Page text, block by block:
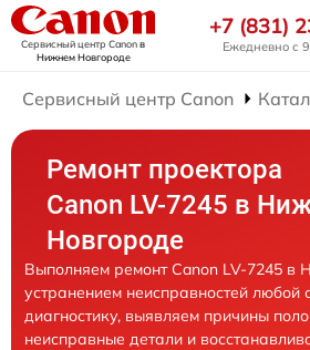
Сервисный центр Canonв
Нижнем Новгороде
+7 (831)
Ежедневно с
Сервисный центр Canon
Ремонт проектора
Canon LV-7245 в
Новгороде
Выполняем ремонт Canon LV-7245 в
устранением неисправностей любой
диагностику, выявляем причины
неисправные детали и